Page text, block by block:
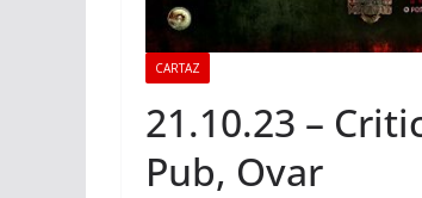
CARTAZ
21.10.23 –
Pub, Ovar